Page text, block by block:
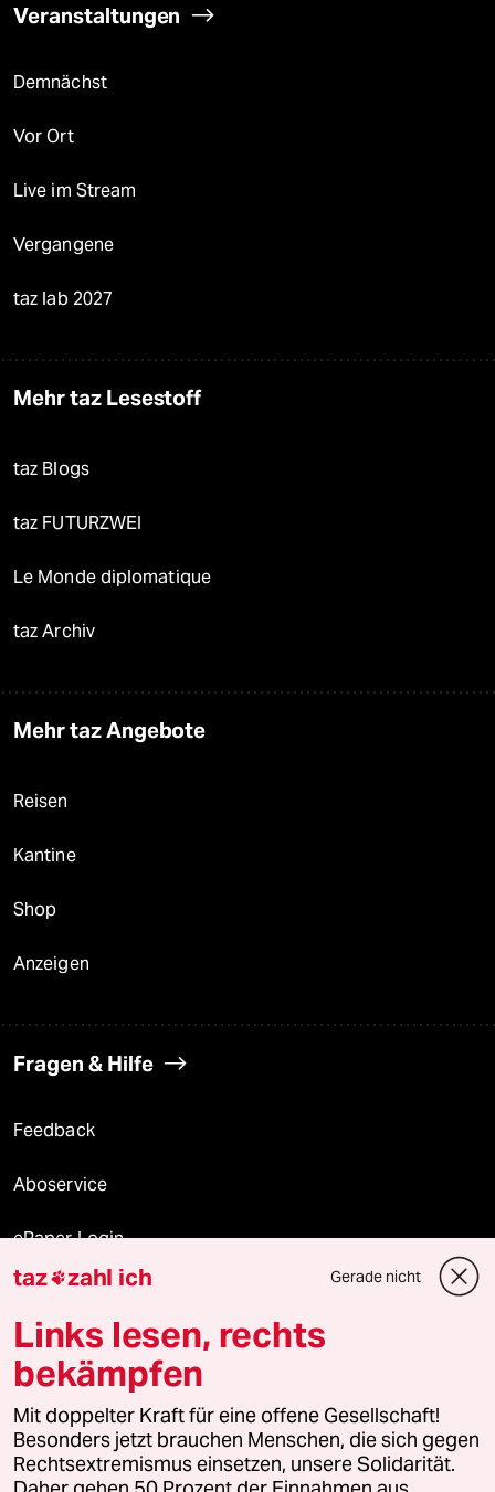
Veranstaltungen
Demnächst
Vor Ort
Live im Stream
Vergangene
taz lab 2027
Mehr taz Lesestoff
taz Blogs
taz FUTURZWEI
Le Monde diplomatique
taz Archiv
Mehr taz Angebote
Reisen
Kantine
Shop
Anzeigen
Fragen & Hilfe
Feedback
Aboservice
ePaper Login
Downloads für Abonnierende
© 2026 taz Verlags und Vertriebs GmbH
Alle Rechte vorbehalten. Bei rechtlichen Fragen oder für Genehmigungen
wenden Sie sich bitte an
lizenzen@taz.de
taz zahl ich Gerade nicht
Links lesen, rechts
bekämpfen
Mit doppelter Kraft für eine offene Gesellschaft!
Besonders jetzt brauchen Menschen, die sich gegen
Rechtsextremismus einsetzen, unsere Solidarität.